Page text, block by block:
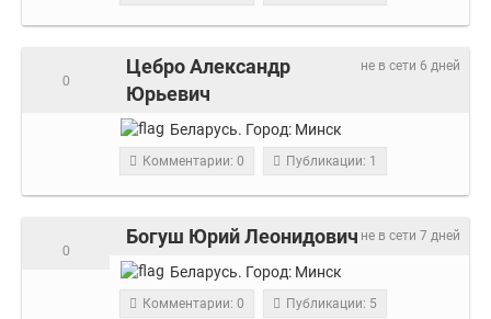
не в сети 6 дней
Цебро Александр
Юрьевич
0
Беларусь. Город: Минск
Комментарии: 0 Публикации: 1
не в сети 7 дней
Богуш Юрий Леонидович
0
Беларусь. Город: Минск
Комментарии: 0 Публикации: 5